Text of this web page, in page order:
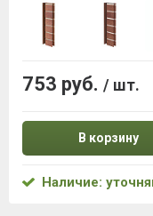
753 руб. / шт.
В корзину
Наличие: